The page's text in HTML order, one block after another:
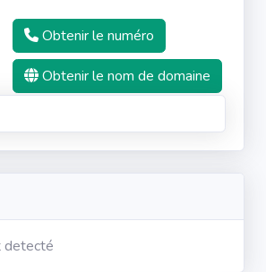
Obtenir le numéro
Obtenir le nom de domaine
detecté